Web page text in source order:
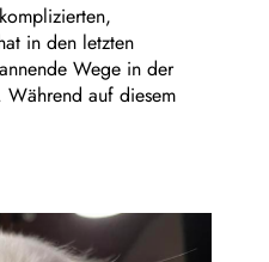
in den letzten
Wege in der
Während auf diesem